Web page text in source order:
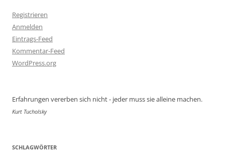
Registrieren
Anmelden
Eintrags-Feed
Kommentar-Feed
WordPress.org
Erfahrungen vererben sich nicht - jeder muss sie alleine machen.
Kurt Tucholsky
SCHLAGWÖRTER